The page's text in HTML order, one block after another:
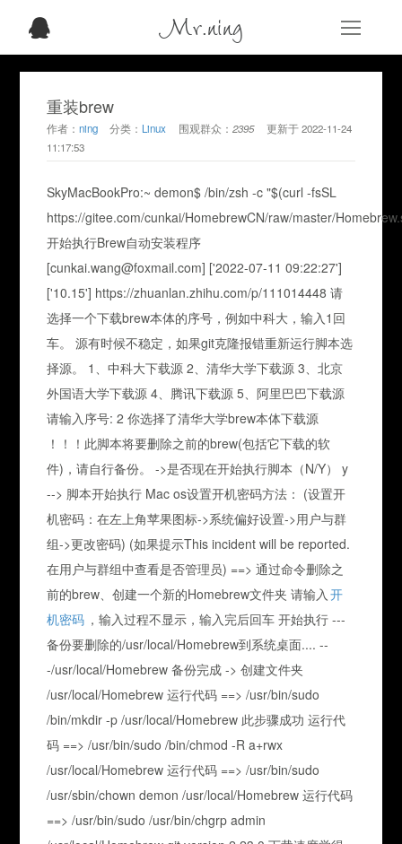
Mr.ning
重装brew
作者：ning 分类： Linux 围观群众：2395 更新于2022-11-24
11:17:53
SkyMacBookPro:~ demon$ /bin/zsh -c "$(curl -fsSL
https://gitee.com/cunkai/HomebrewCN/raw/master/
开始执行Brew自动安装程序
[cunkai.wang@foxmail.com] ['2022-07-11 09:22:27']
['10.15'] https://zhuanlan.zhihu.com/p/111014448 请
选择一个下载brew本体的序号，例如中科大，输入1回
车。 源有时候不稳定，如果git克隆报错重新运行脚本选
择源。 1、中科大下载源 2、清华大学下载源 3、北京
外国语大学下载源 4、腾讯下载源 5、阿里巴巴下载源
请输入序号: 2 你选择了清华大学brew本体下载源
！！！此脚本将要删除之前的brew(包括它下载的软
件)，请自行备份。 ->是否现在开始执行脚本（N/Y） y
--> 脚本开始执行 Mac os设置开机密码方法： (设置开
机密码：在左上角苹果图标->系统偏好设置->用户与群
组->更改密码) (如果提示This incident will be reported.
在用户与群组中查看是否管理员) ==> 通过命令删除之
前的brew、创建一个新的Homebrew文件夹 请输入 开
机密码 ，输入过程不显示，输入完后回车 开始执行 ---
备份要删除的/usr/local/Homebrew到系统桌面.... --
-/usr/local/Homebrew 备份完成 -> 创建文件夹
/usr/local/Homebrew 运行代码 ==> /usr/bin/sudo
/bin/mkdir -p /usr/local/Homebrew 此步骤成功 运行代
码 ==> /usr/bin/sudo /bin/chmod -R a+rwx
/usr/local/Homebrew 运行代码 ==> /usr/bin/sudo
/usr/sbin/chown demon /usr/local/Homebrew 运行代码
==> /usr/bin/sudo /usr/bin/chgrp admin